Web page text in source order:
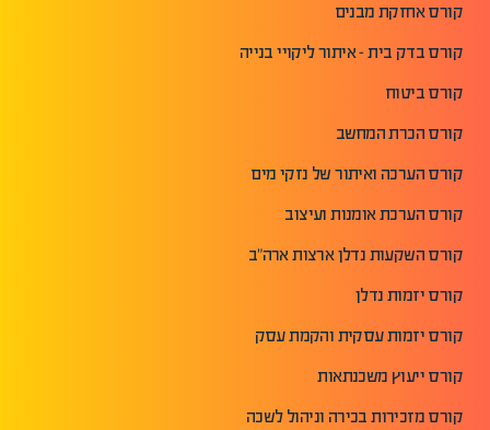
קורס אחזקת מבנים
קורס בדק בית - איתור ליקויי בנייה
קורס ביטוח
קורס הכרת המחשב
קורס הערכה ואיתור של נזקי מים
קורס הערכת אומנות ועיצוב
קורס השקעות נדלן ארצות ארה"ב
קורס יזמות נדלן
קורס יזמות עסקית והקמת עסק
קורס ייעוץ משכנתאות
קורס מזכירות בכירה וניהול לשכה